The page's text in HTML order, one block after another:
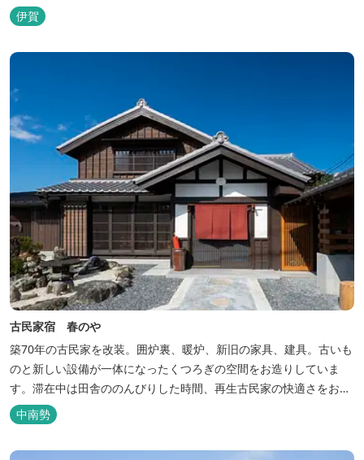
から120分の好アクセス！ ★専用テラス付きバンガローでは、BBQ
をしながら子どもが川遊びをしているのが見れる！ ★Wi-Fiがつな
がります！ ★日帰りBBQや大人数での研修も...
伊賀
古民家宿 春のや
築70年の古民家を改装。囲炉裏、暖炉、新旧の家具、建具。古いも
のと新しい設備が一体になったくつろぎの空間をお造りしていま
す。滞在中は田舎ののんびりした時間、再生古民家の快適さをお楽
しみください。 【時間】 《 チェックイン 》 15：00～20：00の間
にお願いいたします。 《 チェックアウト 》 10：00まで 【御利用
中南勢